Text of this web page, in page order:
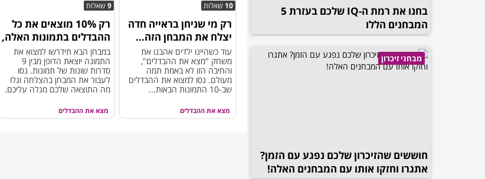
בחנו את רמת ה-IQ שלכם בעזרת 5
המבחנים הללו
מבחני זיכרון
חוששים שהזיכרון שלכם נפגע עם הזמן?
אתגרו וחזקו אותו עם המבחנים האלה!
מצא את ההבדלים
10 שאלות
רק מי שניחן בראייה חדה
יצלח את המבחן הזה...
עוד כשהיינו ילדים אהבנו את
משחק "מצא את ההבדלים",
והחיבה הזו לא באמת תמה
מעולם. נסו למצוא את ההבדלים
שב-10 התמונות הבאות...
מצא את ההבדלים
9שאלות
רק 10% מוצאים את כל
ההבדלים בתמונות האלה,
ומה איתכם?
במבחן הבא תידרשו למצוא את
התמונה יוצאת הדופן מבין 9
סדרות שונות של תמונות. נסו
לעבור את המבחן בהצלחה וגלו
מה התוצאה שלכם מגלה עליכם.